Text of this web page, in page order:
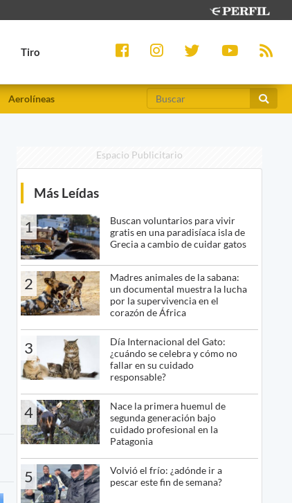
Tiro
Aerolíneas
Espacio Publicitario
Más Leídas
1
Buscan voluntarios para vivir
gratis en una paradisíaca isla de
Grecia a cambio de cuidar gatos
2
Madres animales de la sabana:
un documental muestra la lucha
por la supervivencia en el
corazón de África
3
Día Internacional del Gato:
¿cuándo se celebra y cómo no
fallar en su cuidado
responsable?
4
Nace la primera huemul de
segunda generación bajo
cuidado profesional en la
Patagonia
5
Volvió el frío: ¿adónde ir a
pescar este fin de semana?